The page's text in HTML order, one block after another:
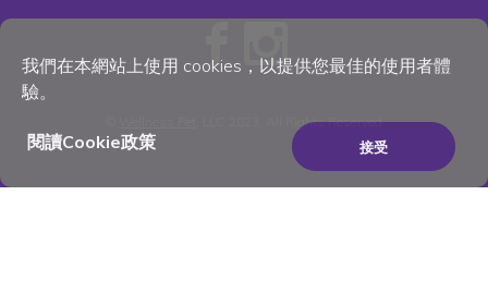
我們在本網站上使用 cookies，以提供您最佳的使用者體
驗。
閱讀Cookie政策 接受
, LLC 2023. All Rights Reserved